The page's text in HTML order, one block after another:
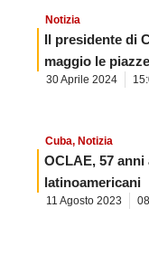
Notizia
Il presidente di
maggio le
30 Aprile 2024
Cuba, Notizia
OCLAE, 57
latinoamericani
11 Agosto 2023